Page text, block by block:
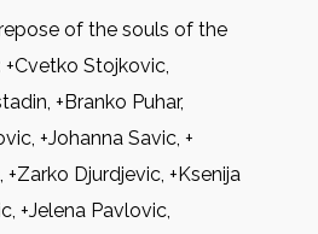
of the souls of the
Stojkovic,
+Branko Puhar,
+Johanna Savic, +
Djurdjevic, +Ksenija
+Jelena Pavlovic,